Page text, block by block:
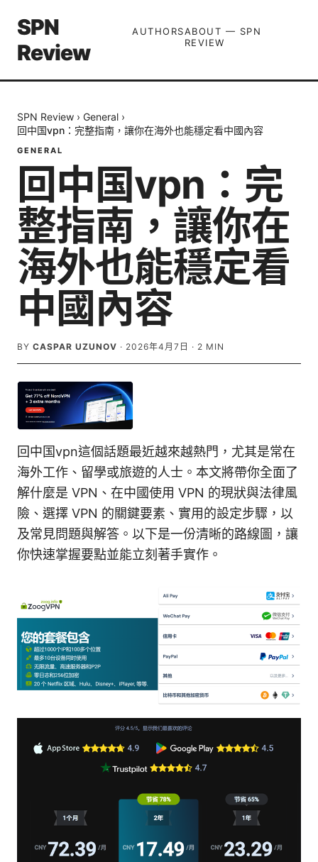
SPN
Review
AUTHORSABOUT — SPN
REVIEW
SPN Review › General ›
回中国vpn：完整指南，讓你在海外也能穩定看中國內容
GENERAL
回中国vpn：完
整指南，讓你在
海外也能穩定看
中國內容
BY CASPAR UZUNOV · 2026年4月7日 · 2 MIN
回中国vpn這個話題最近越來越熱門，尤其是常在
海外工作、留學或旅遊的人士。本文將帶你全面了
解什麼是 VPN、在中國使用 VPN 的現狀與法律風
險、選擇 VPN 的關鍵要素、實用的設定步驟，以
及常見問題與解答。以下是一份清晰的路線圖，讓
你快速掌握要點並能立刻著手實作。